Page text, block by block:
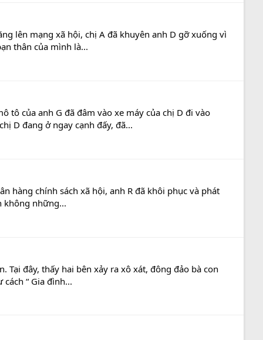
lên mạng xã hội, chị A đã khuyên anh D gỡ xuống vì
thân của mình là...
tô của anh G đã đâm vào xe máy của chị D đi vào
D đang ở ngay cạnh đấy, đã...
hàng chính sách xã hội, anh R đã khôi phục và phát
không những...
đây, thấy hai bên xảy ra xô xát, đông đảo bà con
“ Gia đình...